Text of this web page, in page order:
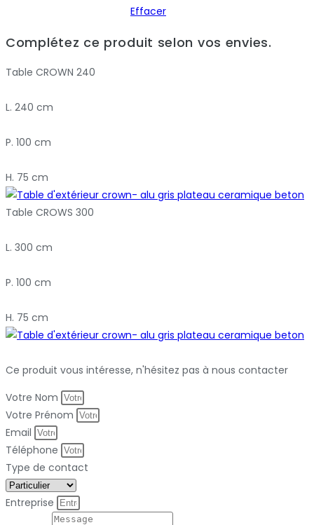
Effacer
Complétez ce produit selon vos envies.
Table CROWN 240
L. 240 cm
P. 100 cm
H. 75 cm
Table CROWS 300
L. 300 cm
P. 100 cm
H. 75 cm
Ce produit vous intéresse, n'hésitez pas à nous contacter
Votre Nom
Votre Prénom
Email
Téléphone
Type de contact
Entreprise